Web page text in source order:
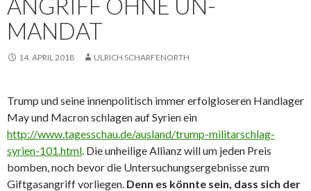
MANDAT
14. APRIL 2018 ULRICH SCHARFENORTH
Trump und seine innenpolitisch immer erfolgloseren Handlager
May und Macron schlagen auf Syrien ein
http://www.tagesschau.de/ausland/trump-militarschlag-
syrien-101.html. Die unheilige Allianz will um jeden Preis
bomben, noch bevor die Untersuchungsergebnisse zum
Giftgasangriff vorliegen. Denn es könnte sein, dass sich der